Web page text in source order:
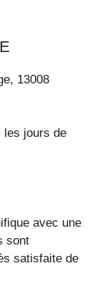
13008
les jours de
avec une
sont
satisfaite de